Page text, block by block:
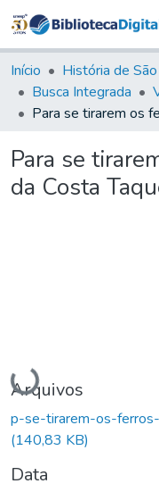
Início História de
Busca Integrada
Para se
da Costa
Carregando...
Arquivos
p-se-tirarem-os-
(140,83 KB)
Data